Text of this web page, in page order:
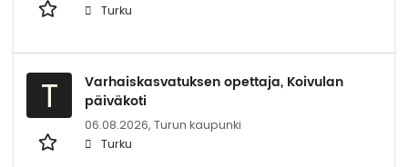
Turku
T
Varhaiskasvatuksen opettaja, Koivulan
päiväkoti
06.08.2026, Turun kaupunki
Turku